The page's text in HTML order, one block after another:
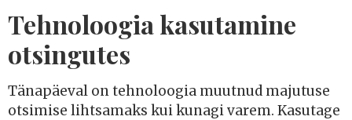
Tehnoloogia kasutamine
otsingutes
Tänapäeval on tehnoloogia muutnud majutuse
otsimise lihtsamaks kui kunagi varem. Kasutage